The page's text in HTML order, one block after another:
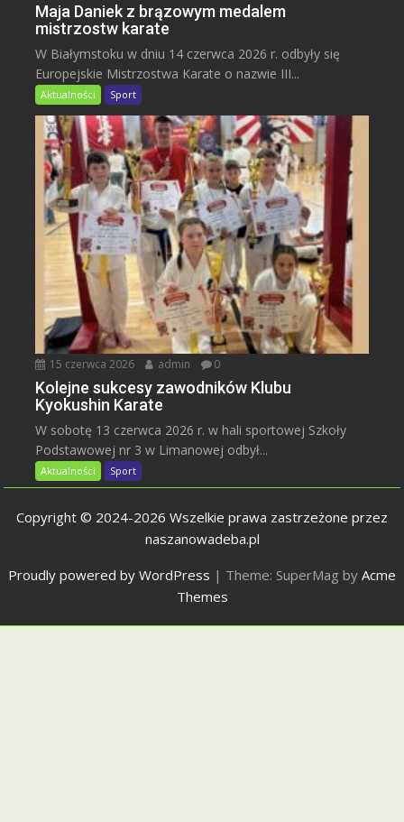
Maja Daniek z brązowym medalem
mistrzostw karate
W Białymstoku w dniu 14 czerwca 2026 r. odbyły się
Europejskie Mistrzostwa Karate o nazwie III...
Aktualności Sport
15 czerwca 2026 admin 0
Kolejne sukcesy zawodników Klubu
Kyokushin Karate
W sobotę 13 czerwca 2026 r. w hali sportowej Szkoły
Podstawowej nr 3 w Limanowej odbył...
Aktualności Sport
Copyright © 2024-2026 Wszelkie prawa zastrzeżone przez
naszanowadeba.pl
Proudly powered by WordPress | Theme: SuperMag by Acme
Themes